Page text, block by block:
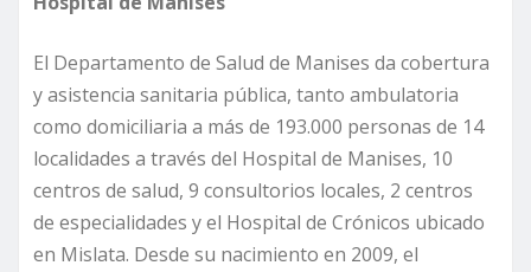
El Departamento de Salud de Manises da cobertura
y asistencia sanitaria pública, tanto ambulatoria
como domiciliaria a más de 193.000 personas de 14
localidades a través del Hospital de Manises, 10
centros de salud, 9 consultorios locales, 2 centros
de especialidades y el Hospital de Crónicos ubicado
en Mislata. Desde su nacimiento en 2009, el